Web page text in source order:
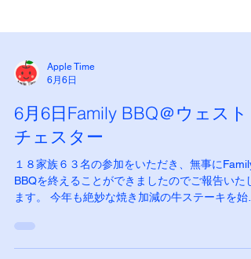
6月6日
6月6日Family BBQ＠ウェスト
チェスター
１８家族６３名の参加をいただき、無事にFamily
ます。 今年も絶妙な焼き加減の牛ステーキを始